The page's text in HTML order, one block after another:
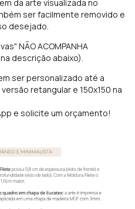
da arte visualizada no
ser facilmente removido e
desejado.
NÃO ACOMPANHA
descrição abaixo).
ser personalizado até a
retangular e 150x150 na
e solicite um orçamento!